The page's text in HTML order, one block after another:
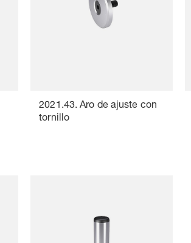
2021.43. Aro de ajuste con
tornillo